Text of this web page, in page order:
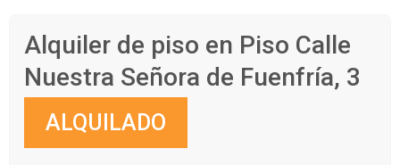
Alquiler de piso en Piso Calle
Nuestra Señora de Fuenfría, 3
ALQUILADO